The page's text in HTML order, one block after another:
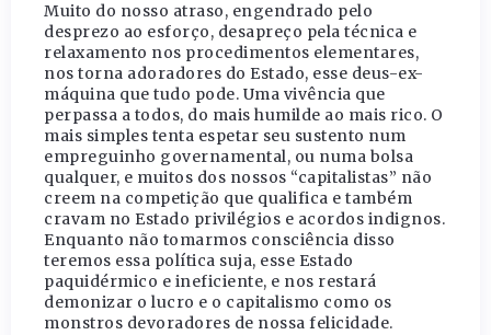
Muito do nosso atraso, engendrado pelo
desprezo ao esforço, desapreço pela técnica e
relaxamento nos procedimentos elementares,
nos torna adoradores do Estado, esse deus-ex-
máquina que tudo pode. Uma vivência que
perpassa a todos, do mais humilde ao mais rico. O
mais simples tenta espetar seu sustento num
empreguinho governamental, ou numa bolsa
qualquer, e muitos dos nossos “capitalistas” não
creem na competição que qualifica e também
cravam no Estado privilégios e acordos indignos.
Enquanto não tomarmos consciência disso
teremos essa política suja, esse Estado
paquidérmico e ineficiente, e nos restará
demonizar o lucro e o capitalismo como os
monstros devoradores de nossa felicidade.